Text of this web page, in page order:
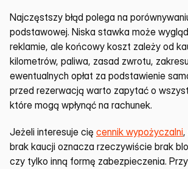
Najczęstszy błąd polega na
podstawowej. Niska stawka może
reklamie, ale końcowy koszt zależy od
kilometrów, paliwa, zasad zwrotu,
ewentualnych opłat za podstawienie
przed rezerwacją warto zapytać o
które mogą wpłynąć na rachunek.
Jeżeli interesuje cię cennik wypożyczalni,
brak kaucji oznacza rzeczywiście brak
czy tylko inną formę zabezpieczenia. Przy